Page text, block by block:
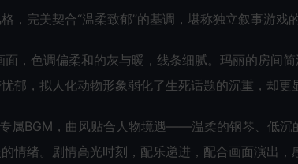
，完美契合“温柔致郁”的基调，堪称独立叙事游戏
，色调偏柔和的灰与暖，线条细腻。玛丽的房间
郁，拟人化动物形象弱化了生死话题的沉重，却更
属BGM，曲风贴合人物境遇——温柔的钢琴、低沉
情绪。剧情高光时刻，配乐递进，配合画面演出，